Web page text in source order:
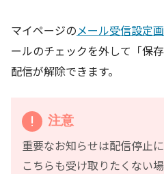
マイページのメール受信設定
ールのチェックを外して「保
配信が解除できます。
注意
重要なお知らせは配信停止
こちらも受け取りたくない場